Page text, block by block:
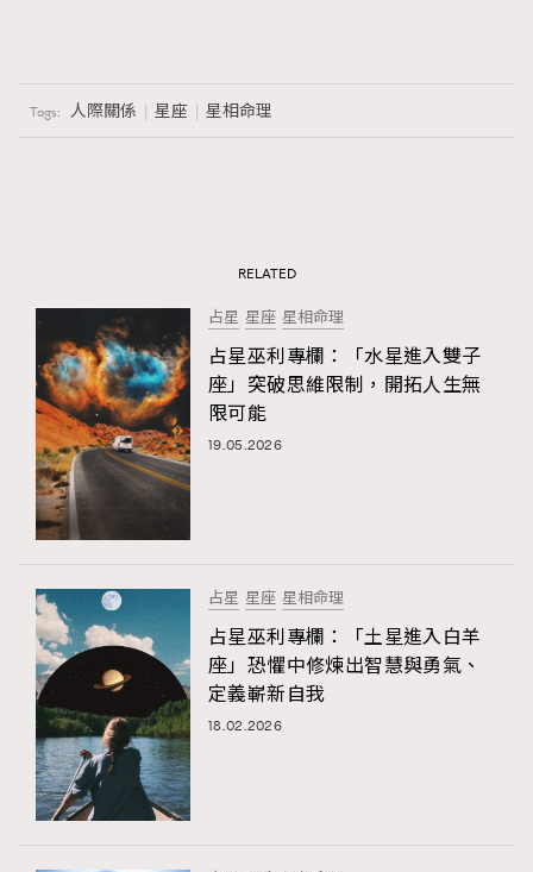
Tags: 人際關係 星座 星相命理
RELATED
占星 星座 星相命理
占星巫利專欄：「水星進入雙子
座」突破思維限制，開拓人生無
限可能
19.05.2026
占星 星座 星相命理
占星巫利專欄：「土星進入白羊
座」恐懼中修煉出智慧與勇氣、
定義嶄新自我
18.02.2026